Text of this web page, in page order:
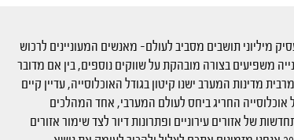
מיליוני תושבים מסביב לעולם- מאנשים המעוניינים לרכוש
משפיעים בצורה מובהקת על שווקים נוספים, בין אם מדובר
מדינות המערב ישנו קיטון בגודל האוכלוסייה, עדיין קיים
אוכלוסייה החריג ביחס לעולם המערבי, אחד המהלכים
של אזורים עירוניים ופתרונות דיור לצד שימור אזורים